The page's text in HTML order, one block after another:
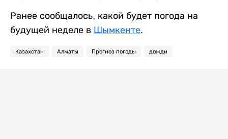
Ранее сообщалось, какой будет погода на
будущей неделе в Шымкенте.
Казахстан Алматы Прогноз погоды дожди